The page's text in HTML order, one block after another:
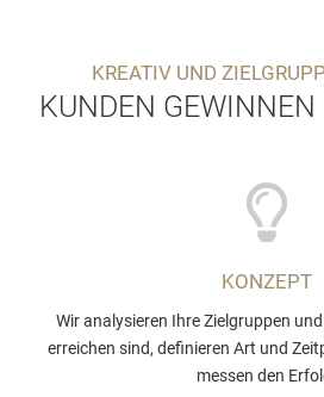
KREATIV UND
KUNDEN
KONZEPT
Wir analysieren Ihre Zielgruppen
erreichen sind, definieren Art und
messen den